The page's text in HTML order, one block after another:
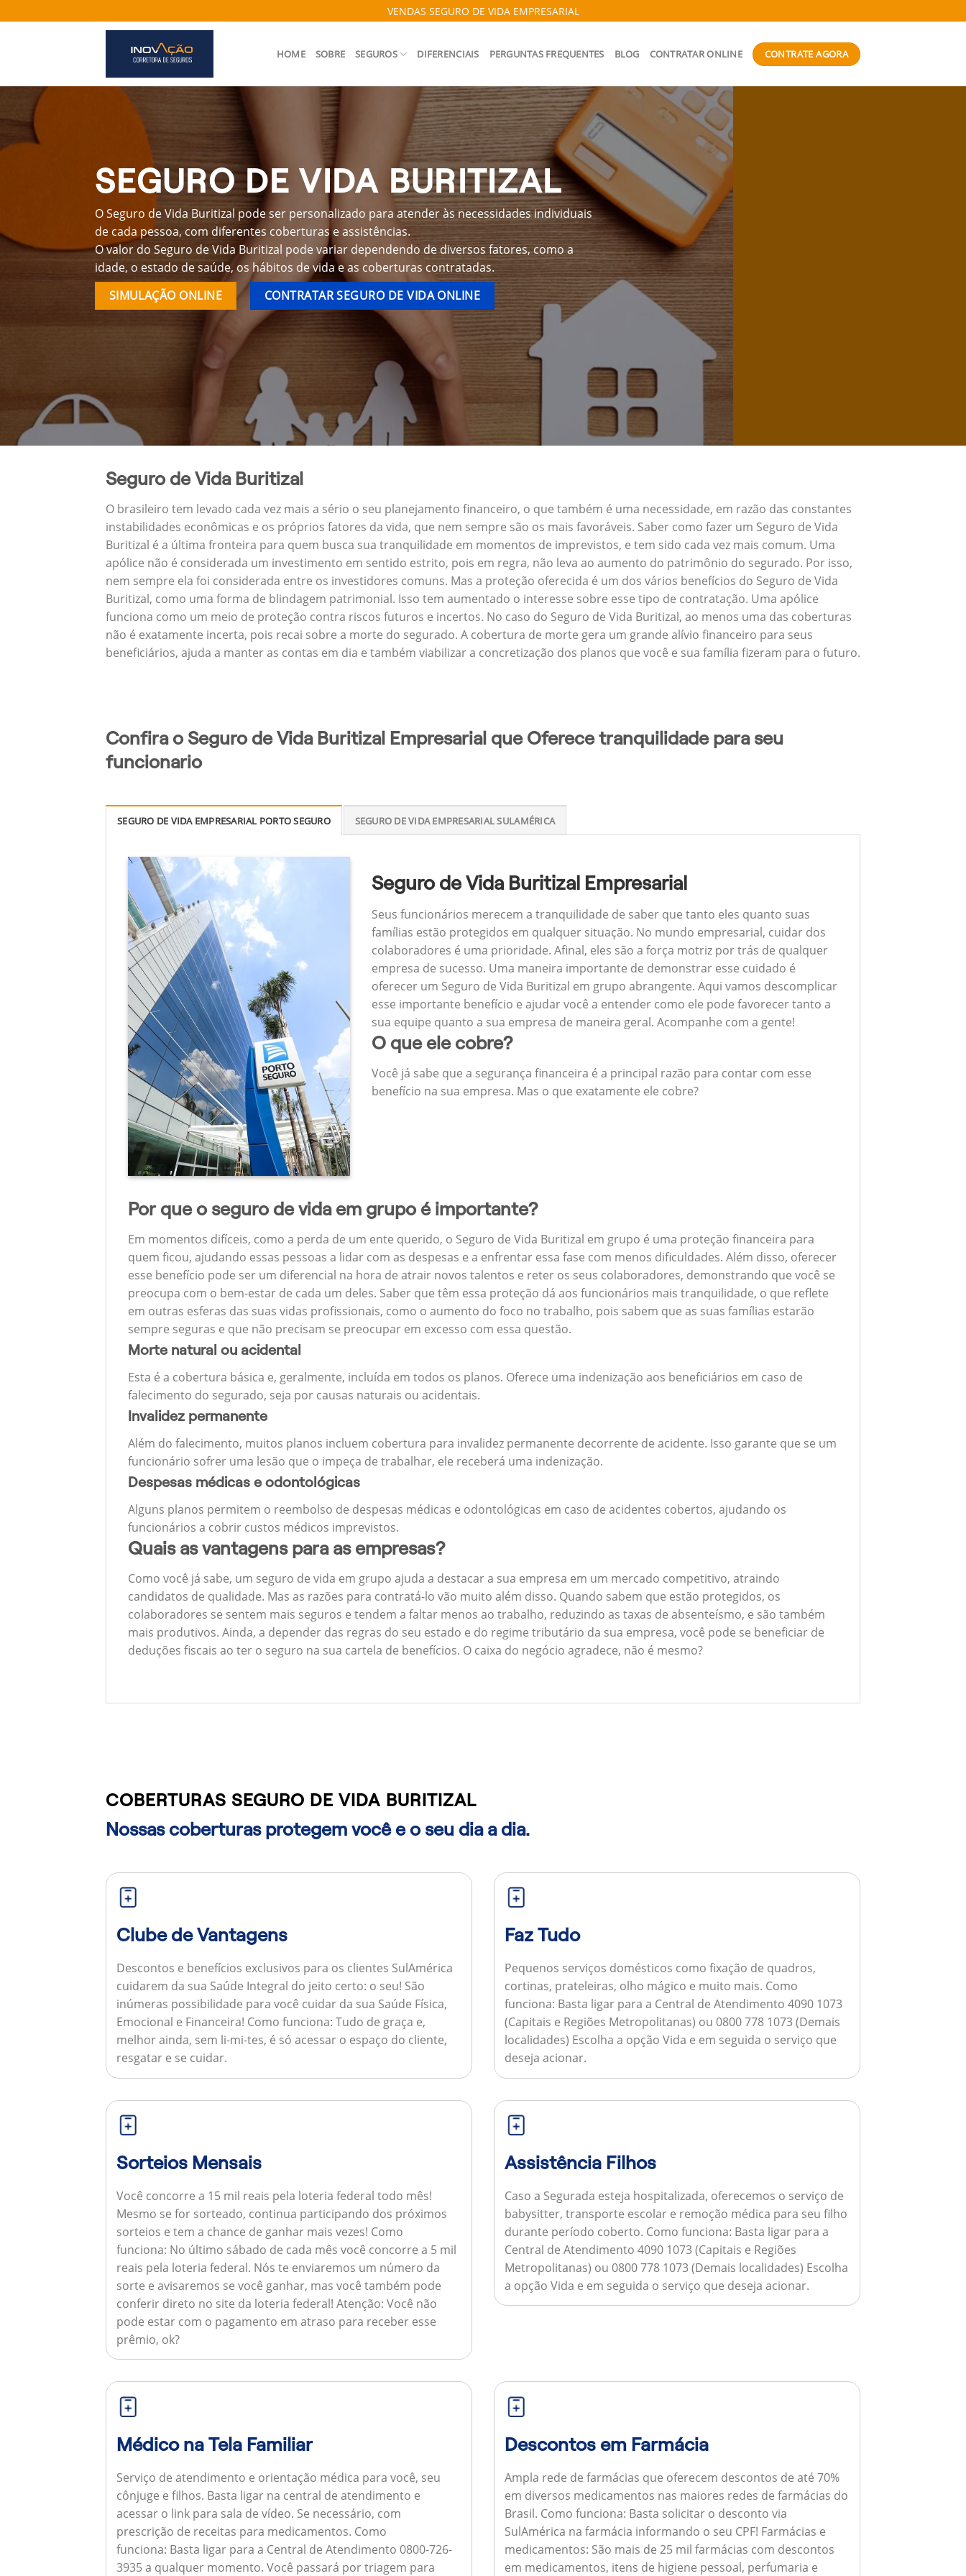
to
VENDAS SEGURO DE VIDA EMPRESARIAL
HOME SOBRE SEGUROS DIFERENCIAIS PERGUNTAS FREQUENTES BLOG CONTRATAR ONLINE CONTRATE AGORA
SEGURO DE VIDA BURITIZAL
O Seguro de Vida Buritizal pode ser personalizado para atender às necessidades individuais
de cada pessoa, com diferentes coberturas e assistências.
O valor do Seguro de Vida Buritizal pode variar dependendo de diversos fatores, como a
idade, o estado de saúde, os hábitos de vida e as coberturas contratadas.
SIMULAÇÃO ONLINE
CONTRATAR SEGURO DE VIDA ONLINE
Seguro de Vida Buritizal
O brasileiro tem levado cada vez mais a sério o seu planejamento financeiro, o que também é uma necessidade, em razão das constantes
instabilidades econômicas e os próprios fatores da vida, que nem sempre são os mais favoráveis. Saber como fazer um Seguro de Vida
Buritizal é a última fronteira para quem busca sua tranquilidade em momentos de imprevistos, e tem sido cada vez mais comum. Uma
apólice não é considerada um investimento em sentido estrito, pois em regra, não leva ao aumento do patrimônio do segurado. Por isso,
nem sempre ela foi considerada entre os investidores comuns. Mas a proteção oferecida é um dos vários benefícios do Seguro de Vida
Buritizal, como uma forma de blindagem patrimonial. Isso tem aumentado o interesse sobre esse tipo de contratação. Uma apólice
funciona como um meio de proteção contra riscos futuros e incertos. No caso do Seguro de Vida Buritizal, ao menos uma das coberturas
não é exatamente incerta, pois recai sobre a morte do segurado. A cobertura de morte gera um grande alívio financeiro para seus
beneficiários, ajuda a manter as contas em dia e também viabilizar a concretização dos planos que você e sua família fizeram para o futuro.
Confira o Seguro de Vida Buritizal Empresarial que Oferece tranquilidade para seu
funcionario
SEGURO DE VIDA EMPRESARIAL PORTO SEGURO SEGURO DE VIDA EMPRESARIAL SULAMÉRICA
Seguro de Vida Buritizal Empresarial
Seus funcionários merecem a tranquilidade de saber que tanto eles quanto suas
famílias estão protegidos em qualquer situação. No mundo empresarial, cuidar dos
colaboradores é uma prioridade. Afinal, eles são a força motriz por trás de qualquer
empresa de sucesso. Uma maneira importante de demonstrar esse cuidado é
oferecer um Seguro de Vida Buritizal em grupo abrangente. Aqui vamos descomplicar
esse importante benefício e ajudar você a entender como ele pode favorecer tanto a
sua equipe quanto a sua empresa de maneira geral. Acompanhe com a gente!
O que ele cobre?
Você já sabe que a segurança financeira é a principal razão para contar com esse
benefício na sua empresa. Mas o que exatamente ele cobre?
Por que o seguro de vida em grupo é importante?
Em momentos difíceis, como a perda de um ente querido, o Seguro de Vida Buritizal em grupo é uma proteção financeira para
quem ficou, ajudando essas pessoas a lidar com as despesas e a enfrentar essa fase com menos dificuldades. Além disso, oferecer
esse benefício pode ser um diferencial na hora de atrair novos talentos e reter os seus colaboradores, demonstrando que você se
preocupa com o bem-estar de cada um deles. Saber que têm essa proteção dá aos funcionários mais tranquilidade, o que reflete
em outras esferas das suas vidas profissionais, como o aumento do foco no trabalho, pois sabem que as suas famílias estarão
sempre seguras e que não precisam se preocupar em excesso com essa questão.
Morte natural ou acidental
Esta é a cobertura básica e, geralmente, incluída em todos os planos. Oferece uma indenização aos beneficiários em caso de
falecimento do segurado, seja por causas naturais ou acidentais.
Invalidez permanente
Além do falecimento, muitos planos incluem cobertura para invalidez permanente decorrente de acidente. Isso garante que se um
funcionário sofrer uma lesão que o impeça de trabalhar, ele receberá uma indenização.
Despesas médicas e odontológicas
Alguns planos permitem o reembolso de despesas médicas e odontológicas em caso de acidentes cobertos, ajudando os
funcionários a cobrir custos médicos imprevistos.
Quais as vantagens para as empresas?
Como você já sabe, um seguro de vida em grupo ajuda a destacar a sua empresa em um mercado competitivo, atraindo
candidatos de qualidade. Mas as razões para contratá-lo vão muito além disso. Quando sabem que estão protegidos, os
colaboradores se sentem mais seguros e tendem a faltar menos ao trabalho, reduzindo as taxas de absenteísmo, e são também
mais produtivos. Ainda, a depender das regras do seu estado e do regime tributário da sua empresa, você pode se beneficiar de
deduções fiscais ao ter o seguro na sua cartela de benefícios. O caixa do negócio agradece, não é mesmo?
COBERTURAS SEGURO DE VIDA BURITIZAL
Nossas coberturas protegem você e o seu dia a dia.
Clube de Vantagens
Descontos e benefícios exclusivos para os clientes SulAmérica
cuidarem da sua Saúde Integral do jeito certo: o seu! São
inúmeras possibilidade para você cuidar da sua Saúde Física,
Emocional e Financeira! Como funciona: Tudo de graça e,
melhor ainda, sem li-mi-tes, é só acessar o espaço do cliente,
resgatar e se cuidar.
Faz Tudo
Pequenos serviços domésticos como fixação de quadros,
cortinas, prateleiras, olho mágico e muito mais. Como
funciona: Basta ligar para a Central de Atendimento 4090 1073
(Capitais e Regiões Metropolitanas) ou 0800 778 1073 (Demais
localidades) Escolha a opção Vida e em seguida o serviço que
deseja acionar.
Sorteios Mensais
Você concorre a 15 mil reais pela loteria federal todo mês!
Mesmo se for sorteado, continua participando dos próximos
sorteios e tem a chance de ganhar mais vezes! Como
funciona: No último sábado de cada mês você concorre a 5 mil
reais pela loteria federal. Nós te enviaremos um número da
sorte e avisaremos se você ganhar, mas você também pode
conferir direto no site da loteria federal!Atenção: Você não
pode estar com o pagamento em atraso para receber esse
prêmio, ok?
Assistência Filhos
Caso a Segurada esteja hospitalizada, oferecemos o serviço de
babysitter, transporte escolar e remoção médica para seu filho
durante período coberto. Como funciona: Basta ligar para a
Central de Atendimento 4090 1073 (Capitais e Regiões
Metropolitanas) ou 0800 778 1073 (Demais localidades) Escolha
a opção Vida e em seguida o serviço que deseja acionar.
Médico na Tela Familiar
Serviço de atendimento e orientação médica para você, seu
cônjuge e filhos. Basta ligar na central de atendimento e
acessar o link para sala de vídeo. Se necessário, com
prescrição de receitas para medicamentos. Como
funciona: Basta ligar para a Central de Atendimento 0800-726-
3935 a qualquer momento. Você passará por triagem para
Descontos em Farmácia
Ampla rede de farmácias que oferecem descontos de até 70%
em diversos medicamentos nas maiores redes de farmácias do
Brasil. Como funciona: Basta solicitar o desconto via
SulAmérica na farmácia informando o seu CPF! Farmácias e
medicamentos: São mais de 25 mil farmácias com descontos
em medicamentos, itens de higiene pessoal, perfumaria e